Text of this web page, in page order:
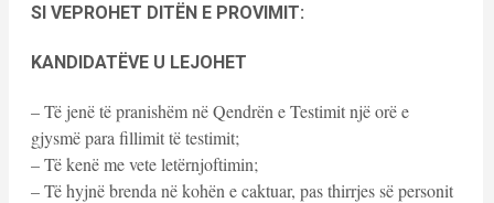
SI VEPROHET DITËN E PROVIMIT:
KANDIDATËVE U LEJOHET
– Të jenë të pranishëm në Qendrën e Testimit një orë e
gjysmë para fillimit të testimit;
– Të kenë me vete letërnjoftimin;
– Të hyjnë brenda në kohën e caktuar, pas thirrjes së personit